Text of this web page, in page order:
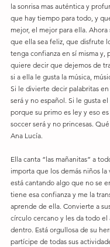
la sonrisa mas auténtica y
que hay tiempo para todo, y
mejor, el mejor para ella.
que ella sea feliz, que disfrute
tenga confianza en sí misma y,
quiere decir que dejemos de
si a ella le gusta la música,
Si le divierte decir palabritas
será y no español. Si le gusta
porque su primo es ley y eso
soccer será y no princesas.
Ana Lucía.
Ella canta “las mañanitas” a
importa que los demás niños
está cantando algo que no se
tiene esa confianza y me la
aprende de ella. Convierte a
círculo cercano y les da todo
dentro. Está orgullosa de su
partícipe de todas sus